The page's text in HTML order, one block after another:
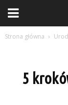
Strona główna
5